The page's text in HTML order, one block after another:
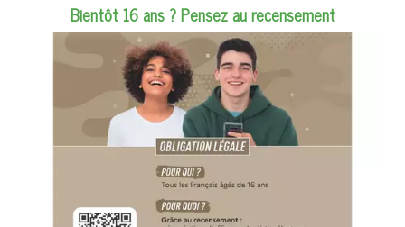
Bientôt 16 ans ? Pensez au recensement